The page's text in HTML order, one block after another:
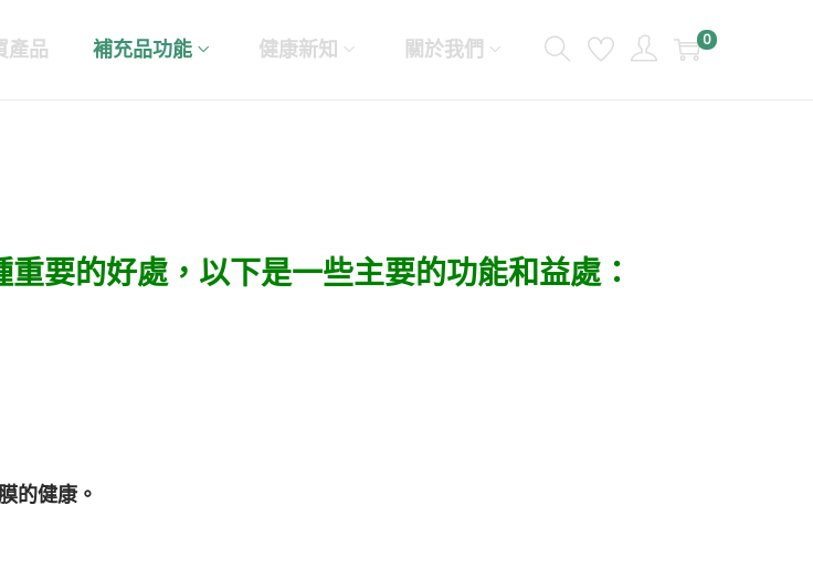
產品 補充品功能 健康新知 關於我們 0
要的好處，以下是一些主要的功能和益處：
的健康。